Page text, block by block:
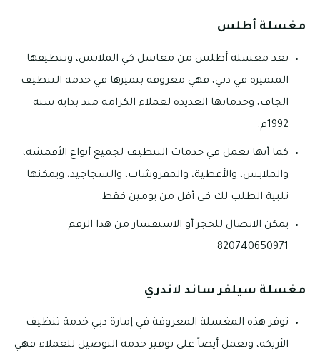
مغسلة أطلس
تعد مغسلة أطلس من مغاسل كي الملابس، وتنظيفها
المتميزة في دبي، فهي معروفة بتميزها في خدمة التنظيف
الجاف، وخدماتها العديدة لعملاء الكرامة منذ بداية سنة
1992م.
كما أنها تعمل في خدمات التنظيف لجميع أنواع الأقمشة،
والملابس، والأغطية، والمفروشات، والسجاجيد، ويمكنها
تلبية الطلب لك في أقل من يومين فقط.
يمكن الاتصال للحجز أو الاستفسار من هذا الرقم
820740650971
مغسلة سيلفر ساند لاندري
توفر هذه المغسلة المعروفة في إمارة دبي خدمة تنظيف
الأريكة، وتعمل أيضاً على توفير خدمة التوصيل للعملاء فهي